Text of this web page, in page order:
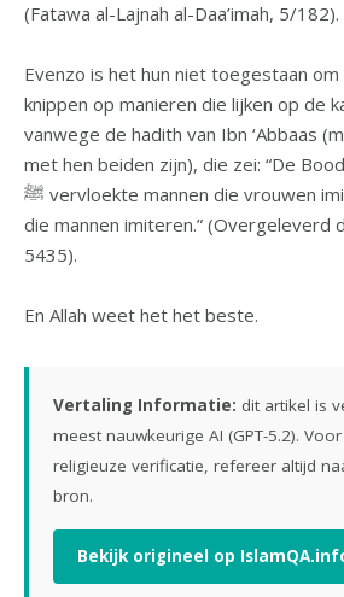
(Fatawa al-Lajnah al-Daa’imah, 5/182).
Evenzo is het hun niet toegestaan
knippen op manieren die lijken op de
vanwege de hadith van Ibn ‘Abbaas
met hen beiden zijn), die zei: “De
ﷺ vervloekte mannen die vrouwen imiteren en vrouwen
die mannen imiteren.” (Overgeleverd
5435).
En Allah weet het het beste.
Vertaling Informatie: dit artikel is
meest nauwkeurige AI (GPT-5.2).
religieuze verificatie, refereer altijd
bron.
Bekijk origineel op